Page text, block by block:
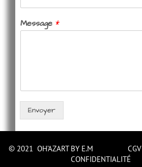
Message *
Envoyer
© 2021 OH’AZART BY E.M CGV
CONFIDENTIALITÉ